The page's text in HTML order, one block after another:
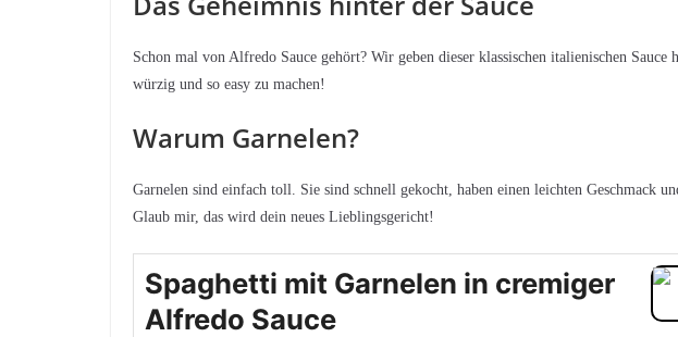
Schon mal von Alfredo Sauce gehört? Wir geben dieser klassischen italienischen Sauce
würzig und so easy zu machen!
Warum Garnelen?
Garnelen sind einfach toll. Sie sind schnell gekocht, haben einen leichten Geschmack
Glaub mir, das wird dein neues Lieblingsgericht!
Spaghetti mit Garnelen in cremiger
Alfredo Sauce